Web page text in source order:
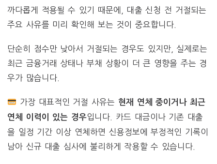
까다롭게 적용될 수 있기 때문에, 대출 신청 전 거절되는
주요 사유를 미리 확인해 보는 것이 중요합니다.
단순히 점수만 낮아서 거절되는 경우도 있지만, 실제로는
최근 금융거래 상태나 부채 상황이 더 큰 영향을 주는 경
우가 많습니다.
가장 대표적인 거절 사유는 현재 연체 중이거나 최근
연체 이력이 있는 경우입니다. 카드 대금이나 기존 대출
을 일정 기간 이상 연체하면 신용정보에 부정적인 기록이
남아 신규 대출 심사에 불리하게 작용할 수 있습니다.